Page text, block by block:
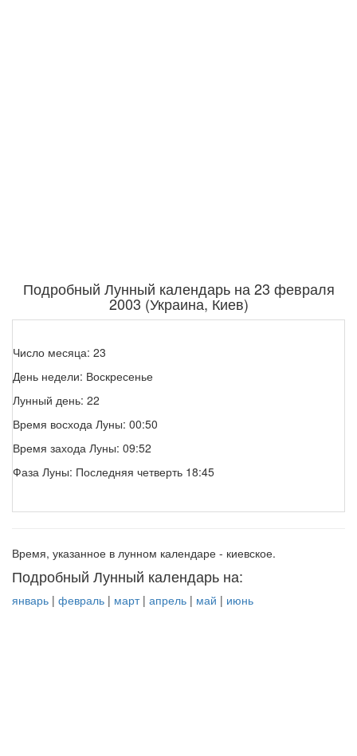
Подробный Лунный календарь на 23 февраля
2003 (Украина, Киев)
Число месяца: 23
День недели: Воскресенье
Лунный день: 22
Время восхода Луны: 00:50
Время захода Луны: 09:52
Фаза Луны: Последняя четверть 18:45
Время, указанное в лунном календаре - киевское.
Подробный Лунный календарь на:
январь | февраль | март| апрель | май | июнь